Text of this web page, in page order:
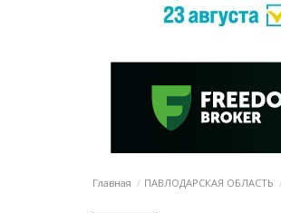
Главная ПАВЛОДАРСКАЯ ОБЛАСТЬ